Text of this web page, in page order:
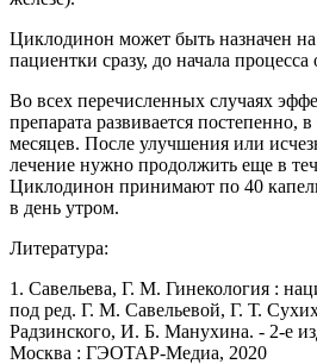
Циклодинон может быть назначен
пациентки сразу, до начала процесса
Во всех перечисленных случаях
препарата развивается постепенно,
месяцев. После улучшения или
лечение нужно продолжить еще в
Циклодинон принимают по 40
в день утром.
Литература:
1. Савельева, Г. М. Гинекология :
под ред. Г. М. Савельевой, Г. Т.
Радзинского, И. Б. Манухина. - 2-е
Москва : ГЭОТАР-Медиа, 2020